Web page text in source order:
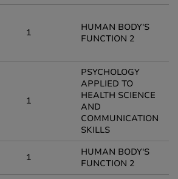
1
HUMAN BODY'S
FUNCTION 2
1
PSYCHOLOGY
APPLIED TO
HEALTH SCIENCE
AND
COMMUNICATION
SKILLS
1
HUMAN BODY'S
FUNCTION 2